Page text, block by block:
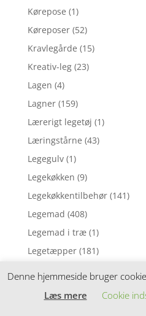
Kørepose (1)
Køreposer (52)
Kravlegårde (15)
Kreativ-leg (23)
Lagen (4)
Lagner (159)
Lærerigt legetøj (1)
Læringstårne (43)
Legegulv (1)
Legekøkken (9)
Legekøkkentilbehør (141)
Legemad (408)
Legemad i træ (1)
Legetæpper (181)
Denne hjemmeside bruger
Læs mere
Cookie